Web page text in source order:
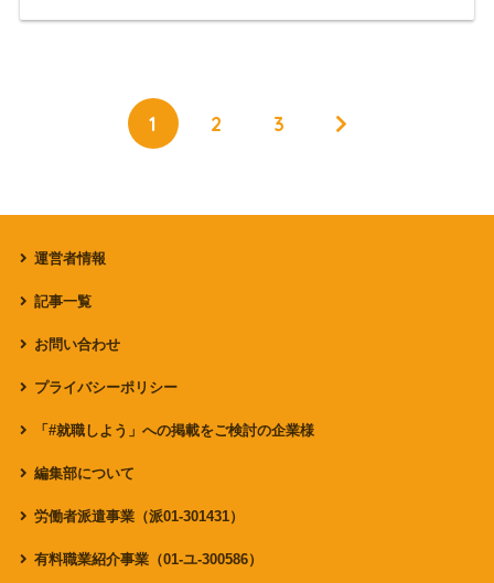
1 2 3
運営者情報
記事一覧
お問い合わせ
プライバシーポリシー
「#就職しよう」への掲載をご検討の企業様
編集部について
労働者派遣事業（派01-301431）
有料職業紹介事業（01-ユ-300586）